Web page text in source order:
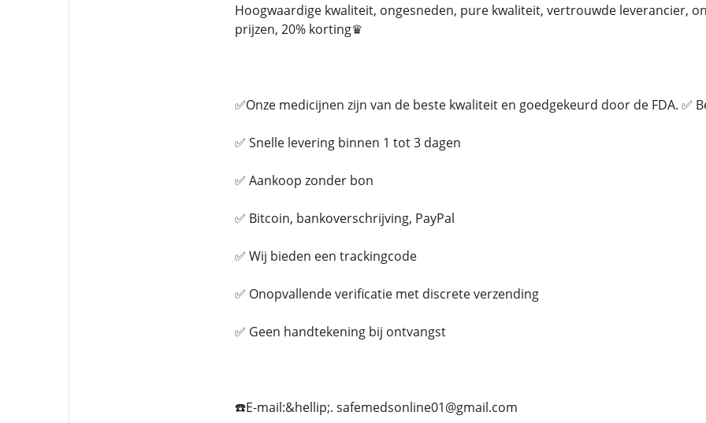
Hoogwaardige kwaliteit, ongesneden, pure kwaliteit, vertrouwde leverancier,
prijzen, 20% korting♛
✅Onze medicijnen zijn van de beste kwaliteit en goedgekeurd door de FDA. ✅
✅ Snelle levering binnen 1 tot 3 dagen
✅ Aankoop zonder bon
✅ Bitcoin, bankoverschrijving, PayPal
✅ Wij bieden een trackingcode
✅ Onopvallende verificatie met discrete verzending
✅ Geen handtekening bij ontvangst
☎️E-mail:&hellip;. safemedsonline01@gmail.com